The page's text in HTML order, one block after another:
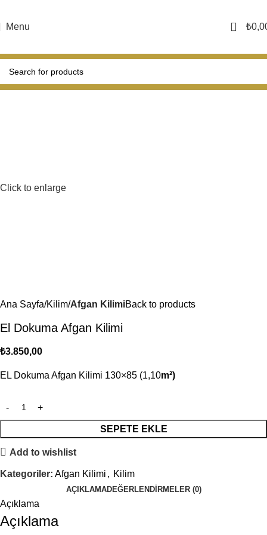
Menu 0 ₺
Click to enlarge
Ana Sayfa Kilim Afgan KilimiBack to products
El Dokuma Afgan Kilimi
₺3.850,00
EL Dokuma Afgan Kilimi 130×85 (1,10m²)
SEPETE EKLE
Add to wishlist
Kategoriler: Afgan Kilimi , Kilim
AÇIKLAMADEĞERLENDIRMELER (0)
Açıklama
Açıklama